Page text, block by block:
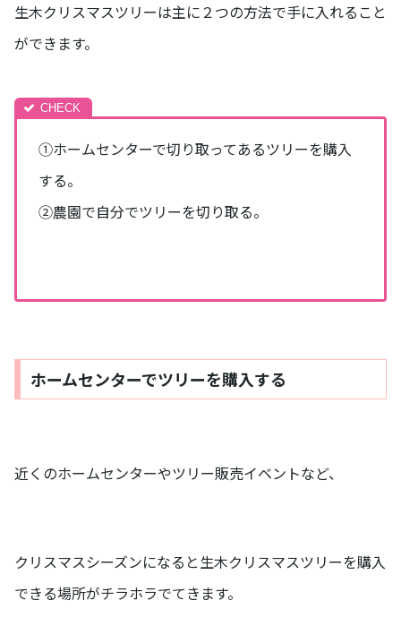
生木クリスマスツリーは主に２つの方法で手に入れること
ができます。
①ホームセンターで切り取ってあるツリーを購入
する。
➁農園で自分でツリーを切り取る。
ホームセンターでツリーを購入する
近くのホームセンターやツリー販売イベントなど、
クリスマスシーズンになると生木クリスマスツリーを購入
できる場所がチラホラでてきます。